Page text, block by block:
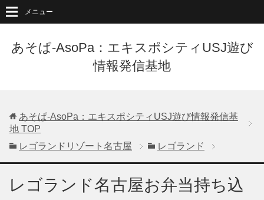
あそぱ-AsoPa：エキスポシティUSJ遊び
情報発信基地
メニュー
あそぱ-AsoPa：エキスポシティUSJ遊び情報発信基
地 TOP
レゴランドリゾート名古屋
レゴランド
レゴランド名古屋お弁当持ち込